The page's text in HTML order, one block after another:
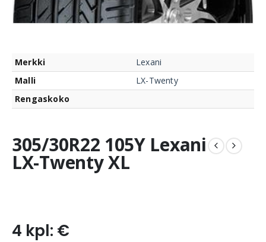
Merkki
Lexani
Malli
LX-Twenty
Rengaskoko
305/30R22 105Y Lexani
LX-Twenty XL
4 kpl: €